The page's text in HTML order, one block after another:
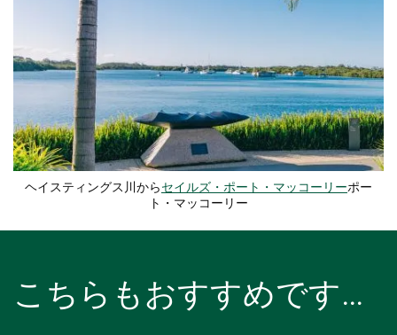
ヘイスティングス川から セイルズ・ポート・マッコーリーポー
ト・マッコーリー
こちらもおすすめです…